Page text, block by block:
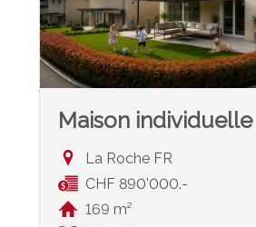
Maison individuelle
La Roche FR
CHF 890'000.-
169 m²